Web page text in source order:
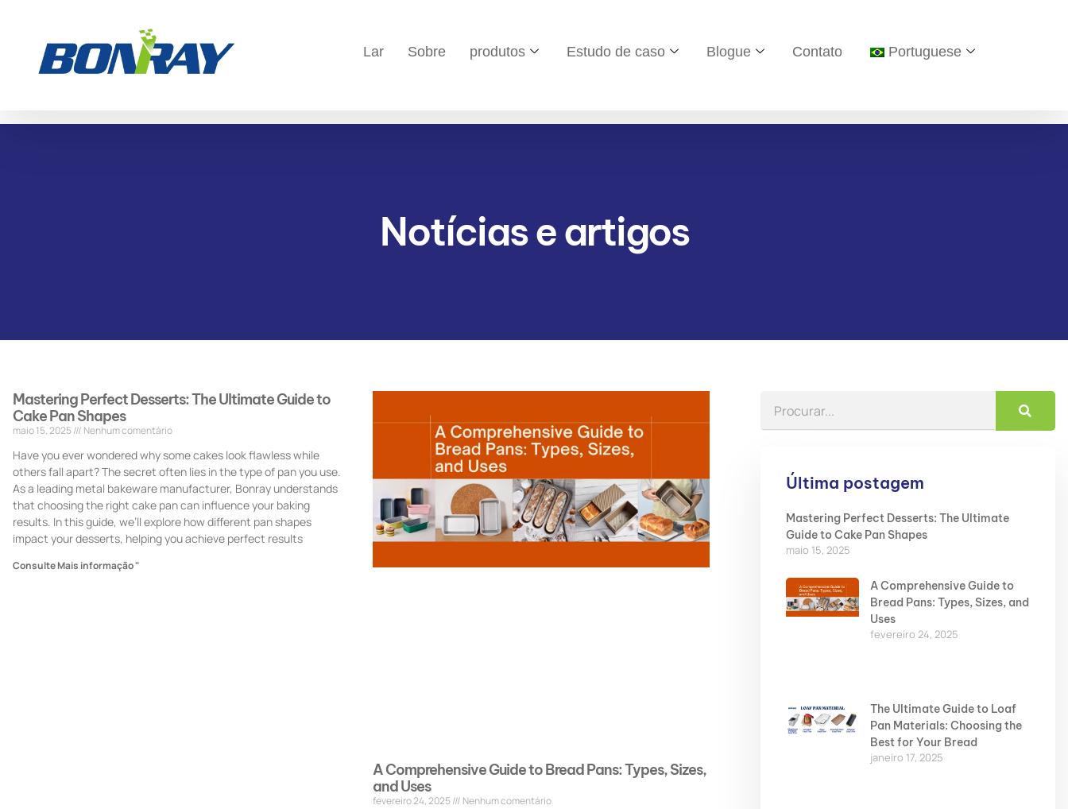
Lar Sobre produtos Estudo de caso Blogue Contato Portuguese
Notícias e artigos
Mastering Perfect Desserts: The Ultimate Guide to
Cake Pan Shapes
maio 15, 2025 Nenhum comentário
Have you ever wondered why some cakes look flawless while
others fall apart? The secret often lies in the type of pan you use.
As a leading metal bakeware manufacturer, Bonray understands
that choosing the right cake pan can influence your baking
results. In this guide, we’ll explore how different pan shapes
impact your desserts, helping you achieve perfect results
Consulte Mais informação "
A Comprehensive Guide to Bread Pans: Types, Sizes,
and Uses
fevereiro 24, 2025 Nenhum comentário
Última postagem
Mastering Perfect Desserts: The Ultimate
Guide to Cake Pan Shapes
maio 15, 2025
A Comprehensive Guide to
Bread Pans: Types, Sizes, and
Uses
fevereiro 24, 2025
The Ultimate Guide to Loaf
Pan Materials: Choosing the
Best for Your Bread
janeiro 17, 2025